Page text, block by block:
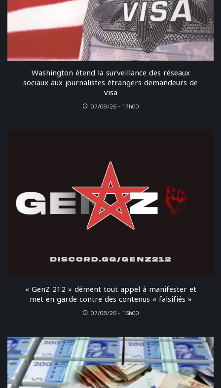
Washington étend la surveillance des réseaux
sociaux aux journalistes étrangers demandeurs de
visa
07/08/26 - 17h00
« GenZ 212 » dément tout appel à manifester et
met en garde contre des contenus « falsifiés »
07/08/26 - 16h00